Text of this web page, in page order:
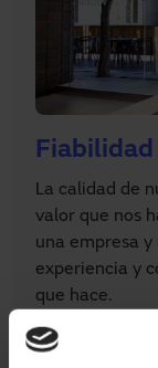
Fiabilidad
La calidad de
valor que nos
una empresa
experiencia y
que hace.